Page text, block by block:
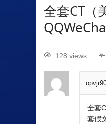
全套CT（
128 views
全套
套假